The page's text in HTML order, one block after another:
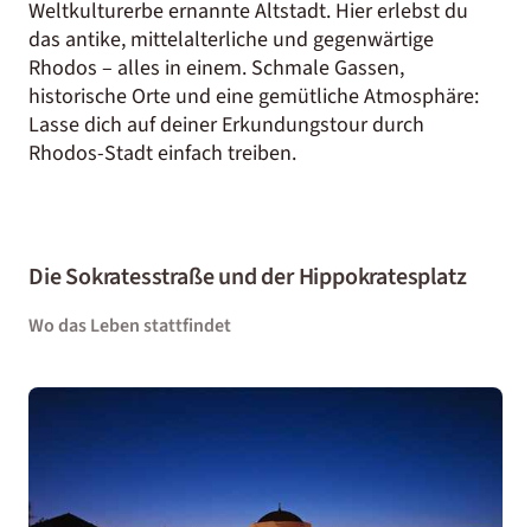
Weltkulturerbe ernannte Altstadt. Hier erlebst du
das antike, mittelalterliche und gegenwärtige
Rhodos – alles in einem. Schmale Gassen,
historische Orte und eine gemütliche Atmosphäre:
Lasse dich auf deiner Erkundungstour durch
Rhodos-Stadt einfach treiben.
Die Sokratesstraße und der Hippokratesplatz
Wo das Leben stattfindet